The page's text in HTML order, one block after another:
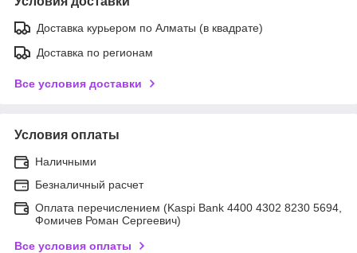
Доставка курьером по Алматы (в квадрате)
Доставка по регионам
Все условия доставки
Условия оплаты
Наличными
Безналичный расчет
Оплата перечислением (Kaspi Bank 4400 4302 8230 5694,
Фомичев Роман Сергеевич)
Все условия оплаты